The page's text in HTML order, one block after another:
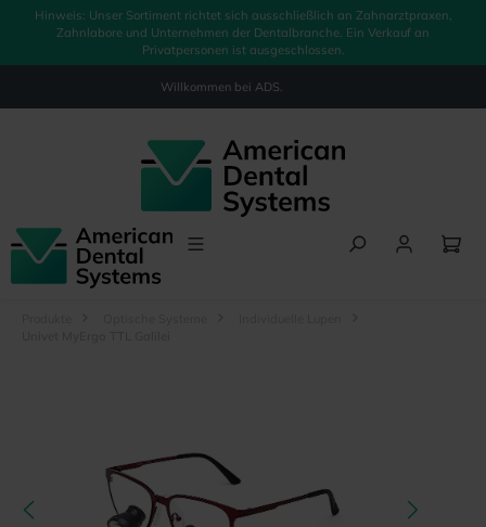
springen
Hinweis: Unser Sortiment richtet sich ausschließlich an Zahnarztpraxen,
Zahnlabore und Unternehmen der Dentalbranche. Ein Verkauf an
Privatpersonen ist ausgeschlossen.
Willkommen bei ADS.